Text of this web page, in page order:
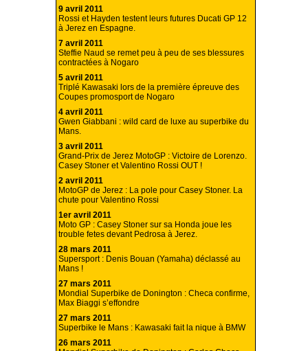
9 avril 2011
Rossi et Hayden testent leurs futures Ducati GP 12
à Jerez en Espagne.
7 avril 2011
Steffie Naud se remet peu à peu de ses blessures
contractées à Nogaro
5 avril 2011
Triplé Kawasaki lors de la première épreuve des
Coupes promosport de Nogaro
4 avril 2011
Gwen Giabbani : wild card de luxe au superbike du
Mans.
3 avril 2011
Grand-Prix de Jerez MotoGP : Victoire de Lorenzo.
Casey Stoner et Valentino Rossi OUT !
2 avril 2011
MotoGP de Jerez : La pole pour Casey Stoner. La
chute pour Valentino Rossi
1er avril 2011
Moto GP : Casey Stoner sur sa Honda joue les
trouble fetes devant Pedrosa à Jerez.
28 mars 2011
Supersport : Denis Bouan (Yamaha) déclassé au
Mans !
27 mars 2011
Mondial Superbike de Donington : Checa confirme,
Max Biaggi s’effondre
27 mars 2011
Superbike le Mans : Kawasaki fait la nique à BMW
26 mars 2011